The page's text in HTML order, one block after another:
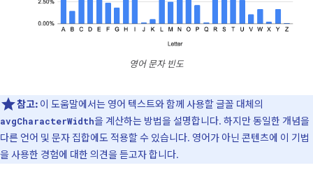
영어 문자 빈도
참고: 이 도움말에서는 영어 텍스트와 함께 사용할 글꼴 대체의
avgCharacterWidth을 계산하는 방법을 설명합니다. 하지만 동일한 개념을
다른 언어 및 문자 집합에도 적용할 수 있습니다. 영어가 아닌 콘텐츠에 이 기법
을 사용한 경험에 대한 의견을 듣고자 합니다.